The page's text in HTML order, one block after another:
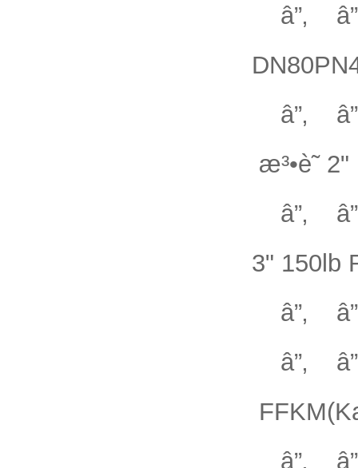
â”‚
â”‚
æ³•è˜­
â”‚
3" 150lb
â”‚
â”‚
â”‚